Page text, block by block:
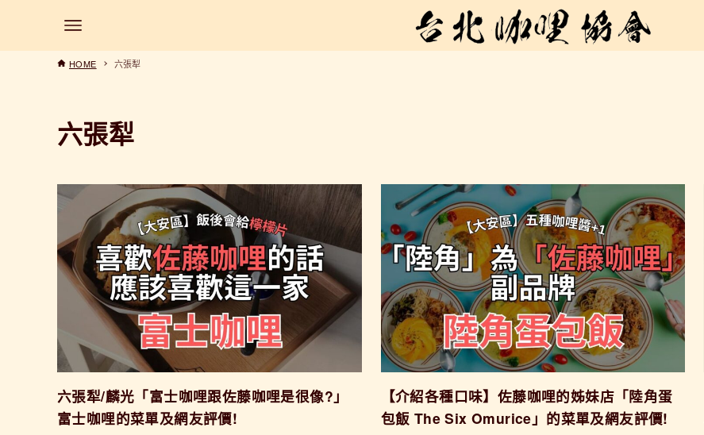
HOME 六張犁
六張犁
六張犁/麟光「富士咖哩跟佐藤咖哩是很像?」
富士咖哩的菜單及網友評價!
【介紹各種口味】佐藤咖哩的姊妹店「陸角蛋
包飯 The Six Omurice」的菜單及網友評價!